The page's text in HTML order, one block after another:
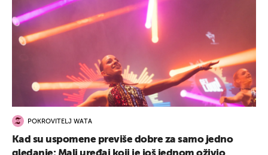
POKROVITELJ WATA
Kad su uspomene previše dobre za samo jedno